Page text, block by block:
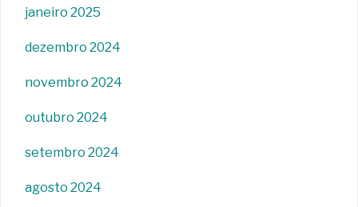
janeiro 2025
dezembro 2024
novembro 2024
outubro 2024
setembro 2024
agosto 2024